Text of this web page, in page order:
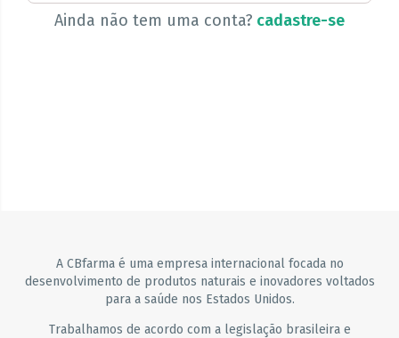
Ainda não tem uma conta? cadastre-se
A CBfarma é uma empresa internacional focada no
desenvolvimento de produtos naturais e inovadores voltados
para a saúde nos Estados Unidos.
Trabalhamos de acordo com a legislação brasileira e